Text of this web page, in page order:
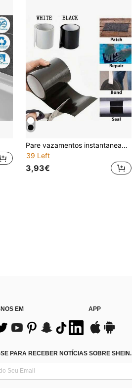
Pare vazamentos instantaneamente com fita supercola à prova d'água - Jardins ao ar livre, cozinha, banheiro, balde de canos, reparo de vedação de canos de água
39 Left
3,93€
EM APP
PARA RECEBER NOTÍCIAS SOBRE SHEIN.